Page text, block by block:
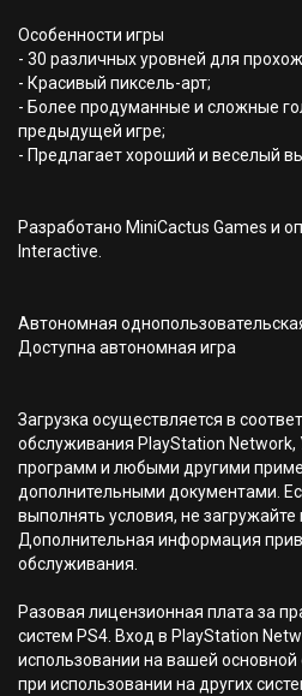
Особенности игры
- 30 различных уровней для
- Красивый пиксель-арт;
- Более продуманные и сложные
предыдущей игре;
- Предлагает хороший и веселый
Разработано MiniCactus Games и
Interactive.
Автономная
Доступна автономная игра
Загрузка осуществляется в
обслуживания PlayStation
программ и любыми другими
дополнительными документами.
выполнять условия, не загружайте
Дополнительная информация
обслуживания.
Разовая лицензионная плата за
систем PS4. Вход в PlayStation
использовании на вашей
при использовании на других